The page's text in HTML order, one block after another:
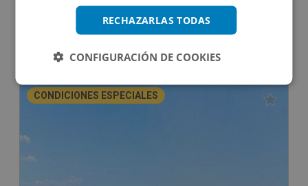
Impuestos no incluidos Ahorro 390.000€
2.600.000€ 760m2 10Hab.
CONDICIONES ESPECIALES
RECHAZARLAS TODAS
CONFIGURACIÓN DE COOKIES